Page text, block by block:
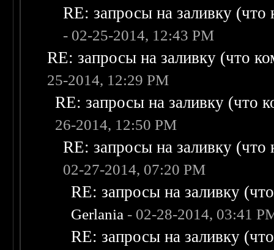
RE: запросы на заливку
- 02-25-2014, 12:43 PM
RE: запросы на заливку (что
25-2014, 12:29 PM
RE: запросы на заливку (что
26-2014, 12:50 PM
RE: запросы на заливку
02-27-2014, 07:20 PM
RE: запросы на заливку
Gerlania - 02-28-2014, 03:41
RE: запросы на заливку